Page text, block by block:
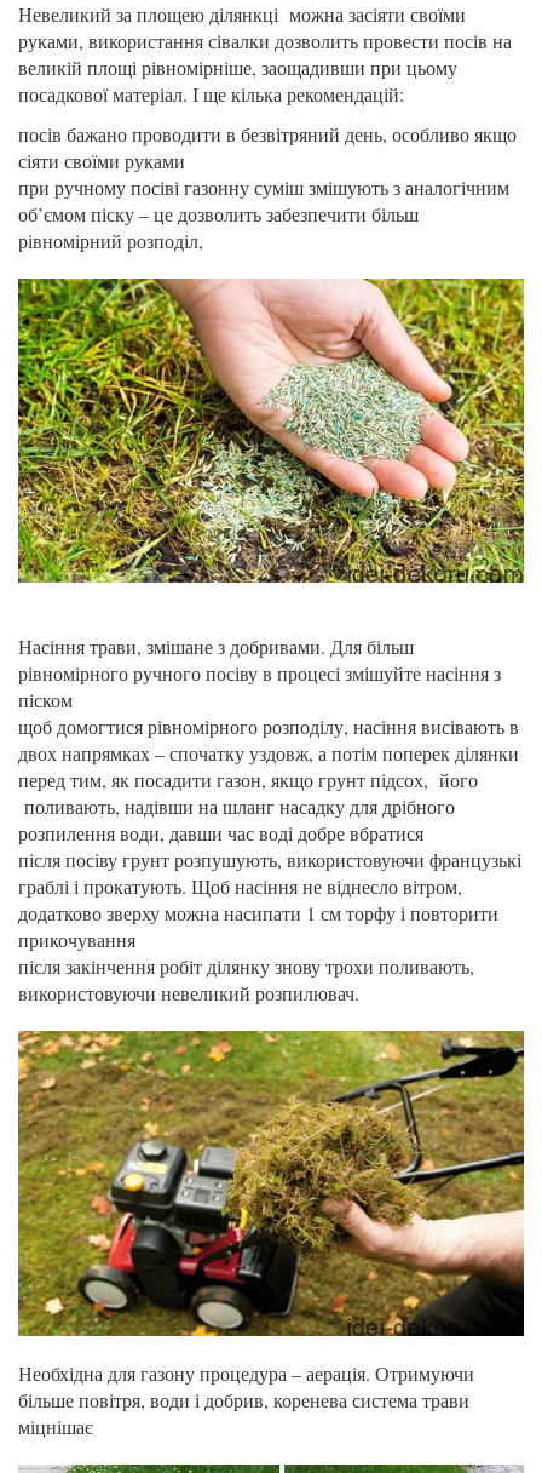
Невеликий за площею ділянкці можна засіяти своїми
руками, використання сівалки дозволить провести посів на
великій площі рівномірніше, заощадивши при цьому
посадкової матеріал. І ще кілька рекомендацій:
посів бажано проводити в безвітряний день, особливо якщо
сіяти своїми руками
при ручному посіві газонну суміш змішують з аналогічним
об’ємом піску – це дозволить забезпечити більш
рівномірний розподіл,
Насіння трави, змішане з добривами. Для більш
рівномірного ручного посіву в процесі змішуйте насіння з
піском
щоб домогтися рівномірного розподілу, насіння висівають в
двох напрямках – спочатку уздовж, а потім поперек ділянки
перед тим, як посадити газон, якщо грунт підсох, його
поливають, надівши на шланг насадку для дрібного
розпилення води, давши час воді добре вбратися
після посіву грунт розпушують, використовуючи французькі
граблі і прокатують. Щоб насіння не віднесло вітром,
додатково зверху можна насипати 1 см торфу і повторити
прикочування
після закінчення робіт ділянку знову трохи поливають,
використовуючи невеликий розпилювач.
Необхідна для газону процедура – аерація. Отримуючи
більше повітря, води і добрив, коренева система трави
міцнішає